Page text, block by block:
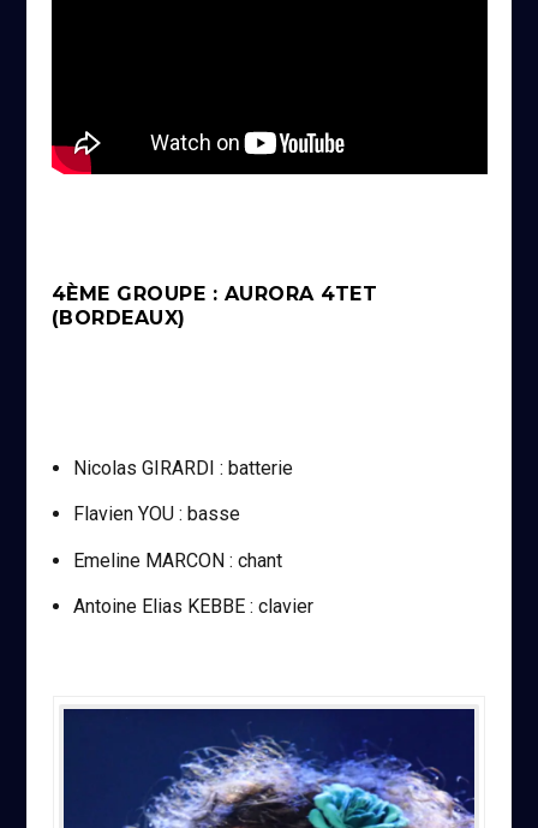
4ÈME GROUPE : AURORA 4TET
(BORDEAUX)
Nicolas GIRARDI : batterie
Flavien YOU : basse
Emeline MARCON : chant
Antoine Elias KEBBE : clavier